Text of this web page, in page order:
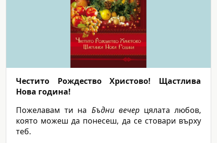
Честито Рождество Христово!
Щастлива
Нова година!
Пожелавам ти на Бъдни вечерцялата любов,
която можеш да понесеш, да се стовари върху
теб.